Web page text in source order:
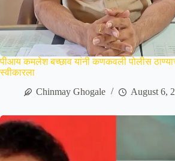
पीआय कमलेश बच्छाव यांनी कणकवली पोलीस
स्वीकारला
Chinmay Ghogale
August 6,